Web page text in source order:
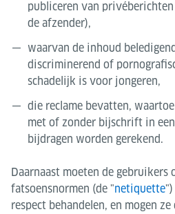
publiceren van
de afzender),
waarvan de inhoud
discriminerend of
schadelijk is voor jongeren,
die reclame bevatten,
met of zonder bijschrift in
bijdragen worden gerekend.
Daarnaast moeten de gebruikers
fatsoensnormen (de "netiquette
respect behandelen, en mogen